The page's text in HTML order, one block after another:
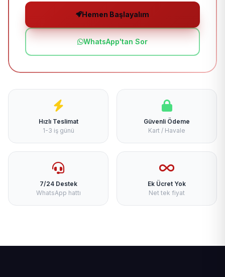
Hemen Başlayalım
WhatsApp'tan Sor
Hızlı Teslimat
1-3 iş günü
Güvenli Ödeme
Kart / Havale
7/24 Destek
WhatsApp hattı
Ek Ücret Yok
Net tek fiyat